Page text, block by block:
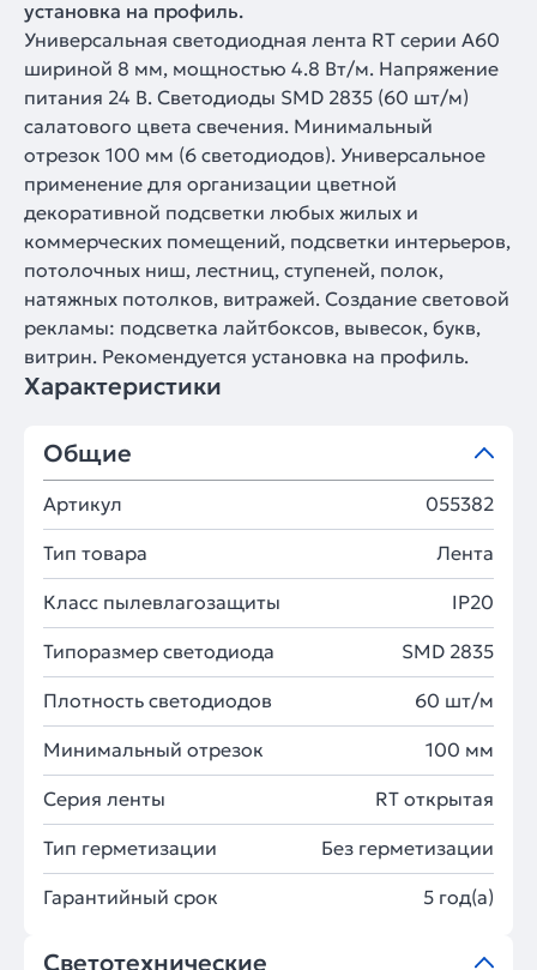
установка на профиль.
Универсальная светодиодная лента RT серии A60
шириной 8 мм, мощностью 4.8 Вт/м. Напряжение
питания 24 В. Светодиоды SMD 2835 (60 шт/м)
салатового цвета свечения. Минимальный
отрезок 100 мм (6 светодиодов). Универсальное
применение для организации цветной
декоративной подсветки любых жилых и
коммерческих помещений, подсветки интерьеров,
потолочных ниш, лестниц, ступеней, полок,
натяжных потолков, витражей. Создание световой
рекламы: подсветка лайтбоксов, вывесок, букв,
витрин. Рекомендуется установка на профиль.
Характеристики
Общие
Артикул 055382
Тип товара Лента
Класс пылевлагозащиты IP20
Типоразмер светодиода SMD 2835
Плотность светодиодов 60 шт/м
Минимальный отрезок 100 мм
Серия ленты RT открытая
Тип герметизации Без герметизации
Гарантийный срок 5 год(а)
Светотехнические